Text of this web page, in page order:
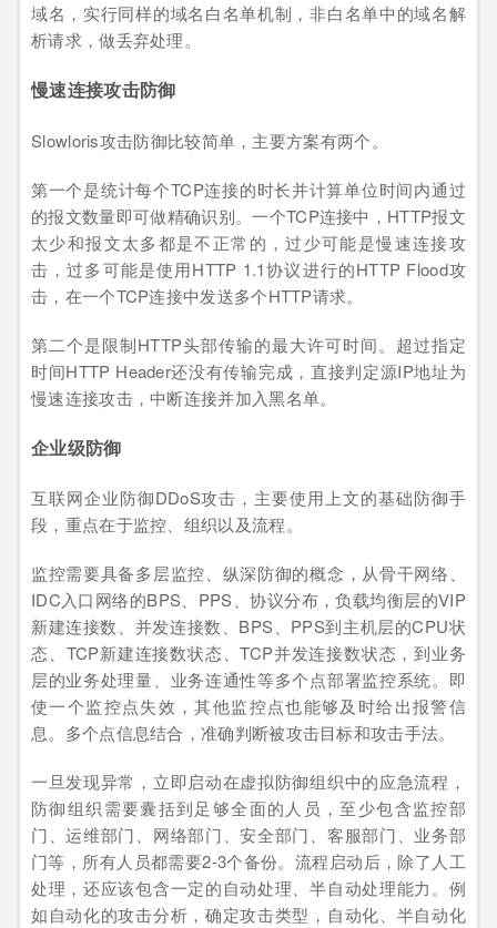
域名，实行同样的域名白名单机制，非白名单中的域名解
析请求，做丢弃处理。
慢速连接攻击防御
Slowloris攻击防御比较简单，主要方案有两个。
第一个是统计每个TCP连接的时长并计算单位时间内通过
的报文数量即可做精确识别。一个TCP连接中，HTTP报文
太少和报文太多都是不正常的，过少可能是慢速连接攻
击，过多可能是使用HTTP 1.1协议进行的HTTP Flood攻
击，在一个TCP连接中发送多个HTTP请求。
第二个是限制HTTP头部传输的最大许可时间。超过指定
时间HTTP Header还没有传输完成，直接判定源IP地址为
慢速连接攻击，中断连接并加入黑名单。
企业级防御
互联网企业防御DDoS攻击，主要使用上文的基础防御手
段，重点在于监控、组织以及流程。
监控需要具备多层监控、纵深防御的概念，从骨干网络、
IDC入口网络的BPS、PPS、协议分布，负载均衡层的VIP
新建连接数、并发连接数、BPS、PPS到主机层的CPU状
态、TCP新建连接数状态、TCP并发连接数状态，到业务
层的业务处理量、业务连通性等多个点部署监控系统。即
使一个监控点失效，其他监控点也能够及时给出报警信
息。多个点信息结合，准确判断被攻击目标和攻击手法。
一旦发现异常，立即启动在虚拟防御组织中的应急流程，
防御组织需要囊括到足够全面的人员，至少包含监控部
门、运维部门、网络部门、安全部门、客服部门、业务部
门等，所有人员都需要2-3个备份。流程启动后，除了人工
处理，还应该包含一定的自动处理、半自动处理能力。例
如自动化的攻击分析，确定攻击类型，自动化、半自动化